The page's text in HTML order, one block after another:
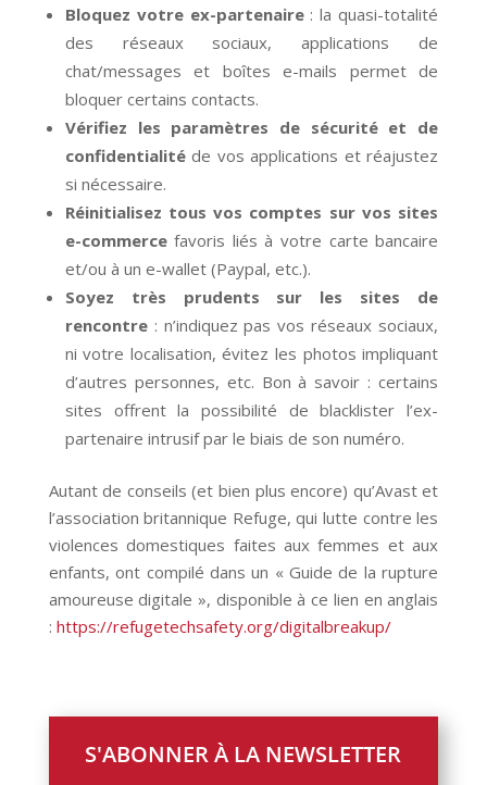
Bloquez votre ex-partenaire: la quasi-totalité
des réseaux sociaux, applications de
chat/messages et boîtes e-mails permet de
bloquer certains contacts.
Vérifiez les paramètres de sécurité et de
confidentialitéde vos applications et réajustez
si nécessaire.
Réinitialisez tous vos comptes sur vos sites
e-commercefavoris liés à votre carte bancaire
et/ou à un e-wallet (Paypal, etc.).
Soyez très prudents sur les sites de
rencontre: n’indiquez pas vos réseaux sociaux,
ni votre localisation, évitez les photos impliquant
d’autres personnes, etc. Bon à savoir : certains
sites offrent la possibilité de blacklister l’ex-
partenaire intrusif par le biais de son numéro.
Autant de conseils (et bien plus encore) qu’Avast et
l’association britannique Refuge, qui lutte contre les
violences domestiques faites aux femmes et aux
enfants, ont compilé dans un « Guide de la rupture
amoureuse digitale », disponible à ce lien en anglais
: https://refugetechsafety.org/digitalbreakup/
S'ABONNER À LA NEWSLETTER